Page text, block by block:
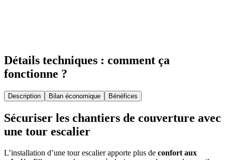
Détails techniques : comment ça
fonctionne ?
Description Bilan économique Bénéfices
Sécuriser les chantiers de couverture avec
une tour escalier
L’installation d’une tour escalier apporte plus de confort aux